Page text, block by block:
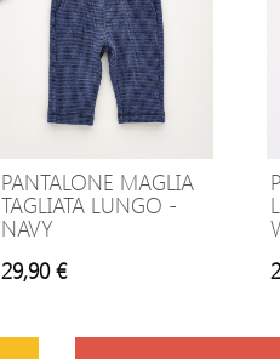
PANTALONE MAGLIA
TAGLIATA LUNGO -
NAVY
29,90 €